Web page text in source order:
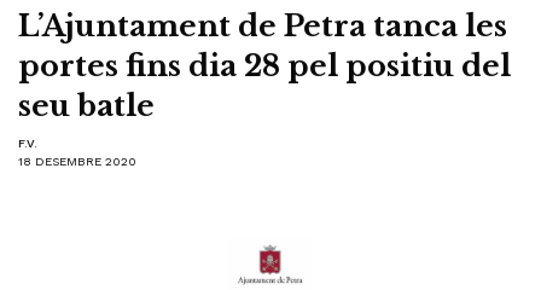
L’Ajuntament de Petra tanca les
portes fins dia 28 pel positiu del
seu batle
F.V.
18 DESEMBRE 2020